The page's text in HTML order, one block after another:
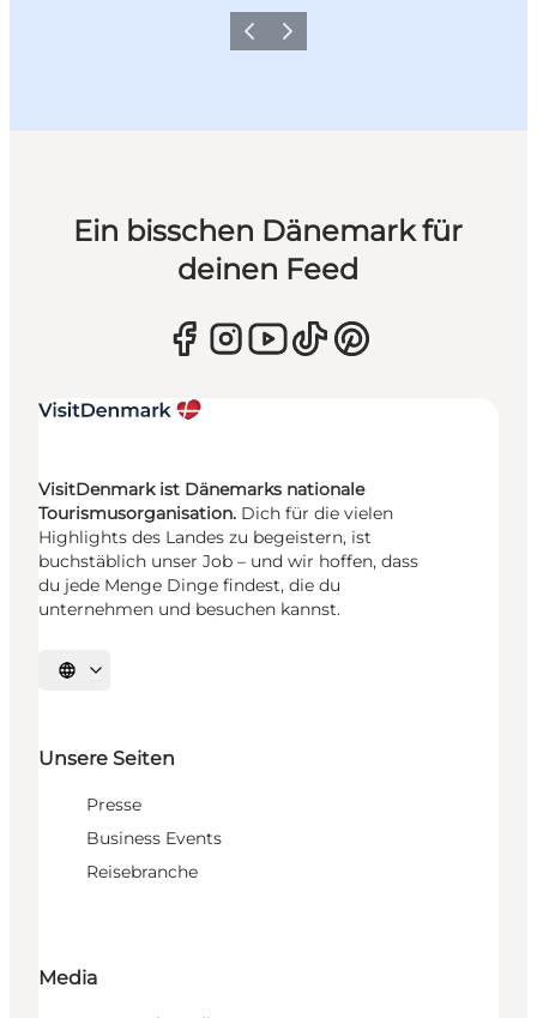
ZurückWeiter
Ein bisschen Dänemark für
deinen Feed
VisitDenmark ist Dänemarks nationale
Tourismusorganisation. Dich für die vielen
Highlights des Landes zu begeistern, ist
buchstäblich unser Job – und wir hoffen, dass
du jede Menge Dinge findest, die du
unternehmen und besuchen kannst.
Sprache auswählen
Unsere Seiten
Presse
Business Events
Reisebranche
Media